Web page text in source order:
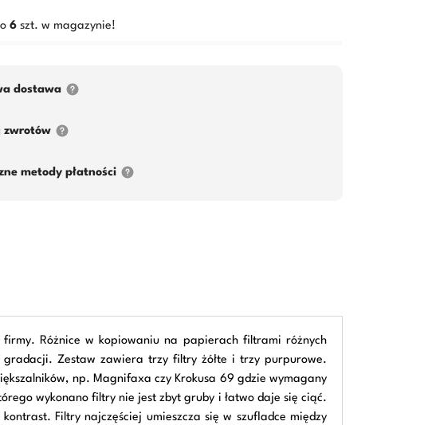
6 szt. w magazynie!
dostawa
zwrotów
metody płatności
Różnice w kopiowaniu na papierach filtrami różnych
gradacji. Zestaw zawiera trzy filtry żółte i trzy purpurowe.
np. Magnifaxa czy Krokusa 69 gdzie wymagany
wykonano filtry nie jest zbyt gruby i łatwo daje się ciąć.
Filtry najczęściej umieszcza się w szufladce między